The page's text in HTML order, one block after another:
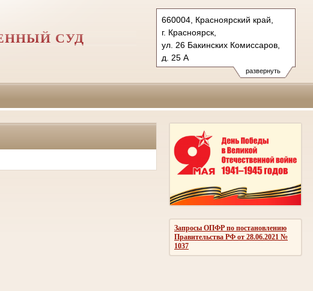
развернуть
660004, Красноярский край,
г. Красноярск,
ул. 26 Бакинских Комиссаров,
д. 25 А
Тел.: (391) 213-84-02
kgvs.krk@sudrf.ru
СУД
Запросы ОПФР по постановлению
Правительства РФ от 28.06.2021 №
1037